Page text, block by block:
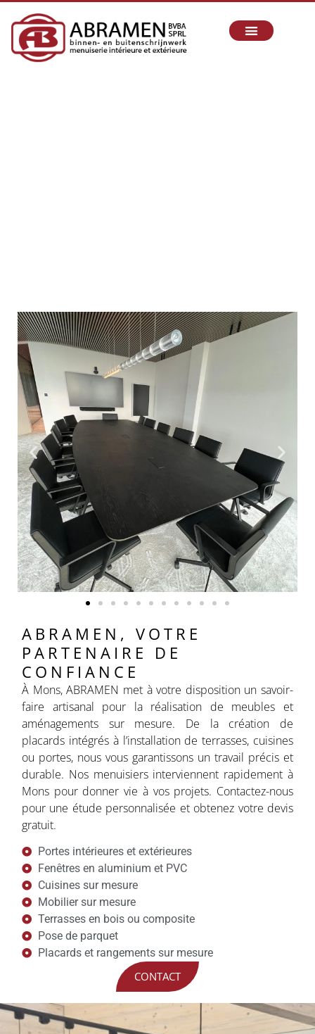
ABRAMEN, VOTRE
PARTENAIRE DE
CONFIANCE
À Mons, ABRAMEN met à votre disposition un savoir-
faire artisanal pour la réalisation de meubles et
aménagements sur mesure. De la création de
placards intégrés à l’installation de terrasses, cuisines
ou portes, nous vous garantissons un travail précis et
durable. Nos menuisiers interviennent rapidement à
Mons pour donner vie à vos projets. Contactez-nous
pour une étude personnalisée et obtenez votre devis
gratuit.
Portes intérieures et extérieures
Fenêtres en aluminium et PVC
Cuisines sur mesure
Mobilier sur mesure
Terrasses en bois ou composite
Pose de parquet
Placards et rangements sur mesure
CONTACT